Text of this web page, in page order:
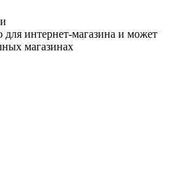
для интернет-магазина и может
магазинах